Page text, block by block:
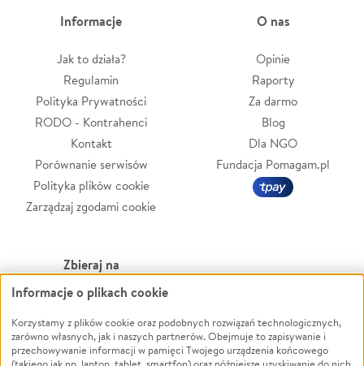
Informacje
Jak to działa?
Regulamin
Polityka Prywatności
RODO - Kontrahenci
Kontakt
Porównanie serwisów
Polityka plików cookie
Zarządzaj zgodami cookie
O nas
Opinie
Raporty
Za darmo
Blog
Dla NGO
Fundacja Pomagam.pl
Zbieraj na
Leczenie
Zwierzęta
Pożar
Powódź
Wichura
Informacje o plikach cookie
Korzystamy z plików cookie oraz podobnych rozwiązań technologicznych,
zarówno własnych, jak i naszych partnerów. Obejmuje to zapisywanie i
przechowywanie informacji w pamięci Twojego urządzenia końcowego